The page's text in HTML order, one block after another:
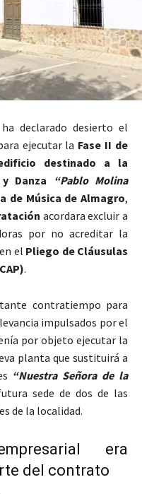
ha declarado desierto el
ejecutar la Fase II de
destinado a la
Danza
“Pablo Molina
de Música de Almagro,
acordara excluir a
por no acreditar la
el Pliego de Cláusulas
.
contratiempo para
impulsados por el
por objeto ejecutar la
planta que sustituirá a
“Nuestra Señora de la
sede de dos de las
de la localidad.
era
del contrato